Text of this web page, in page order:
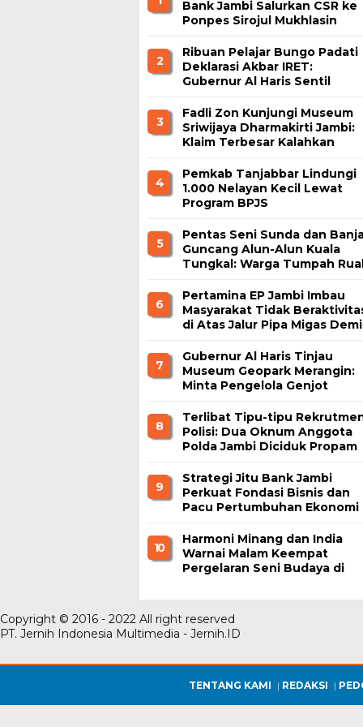
Bank Jambi Salurkan CSR ke
Ponpes Sirojul Mukhlasin
2
Ribuan Pelajar Bungo Padati
Deklarasi Akbar IRET:
Gubernur Al Haris Sentil
Radikalisme
3
Fadli Zon Kunjungi Museum
Sriwijaya Dharmakirti Jambi:
Klaim Terbesar Kalahkan
4
Pemkab Tanjabbar Lindungi
1.000 Nelayan Kecil Lewat
Program BPJS
5
Pentas Seni Sunda dan
Guncang Alun-Alun Kuala
Tungkal: Warga Tumpah
6
Pertamina EP Jambi Imbau
Masyarakat Tidak
di Atas Jalur Pipa Migas Demi
7
Gubernur Al Haris Tinjau
Museum Geopark Merangin:
Minta Pengelola Genjot
8
Terlibat Tipu-tipu
Polisi: Dua Oknum Anggota
Polda Jambi Diciduk Propam
9
Strategi Jitu Bank Jambi
Perkuat Fondasi Bisnis dan
Pacu Pertumbuhan Ekonomi
1 0
Harmoni Minang dan India
Warnai Malam Keempat
Pergelaran Seni Budaya di
Copyright © 2016 - 2022 All right reserved
PT. Jernih Indonesia Multimedia - Jernih.ID
TENTANG KAMI REDAKSI